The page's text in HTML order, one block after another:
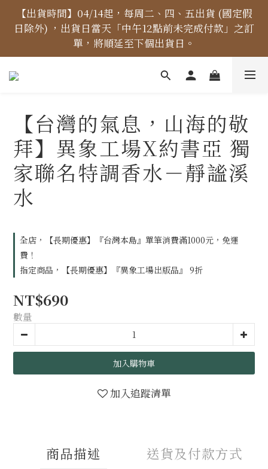
【價格標示更新】異象出版品-價格標示更新為原價，
折扣一律購物車計算。
【出貨時間】04/14起，每周二、四、五出貨 (國定假
日除外) ，出貨日當天「中午12點前未完成付款」之訂
單，將順延至下個出貨日。
【免運金額】台灣地區全站滿1000元免運費！
【價格標示更新】異象出版品-價格標示更新為原價，
折扣一律購物車計算。
【台灣的氣息，山海的敬
拜】異象工場X約書亞 獨
家聯名特調香水－靜謐溪
水
全店，【長期優惠】『台灣本島』單筆消費滿1000元，免運
費！
指定商品，【長期優惠】『異象工場出版品』 9折
NT$690
數量
加入購物車
加入追蹤清單
商品描述 送貨及付款方式